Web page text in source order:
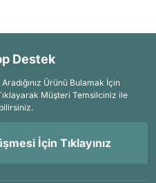
Destek
Ürünü Bulamak İçin
Müşteri Temsilciniz ile
İçin Tıklayınız